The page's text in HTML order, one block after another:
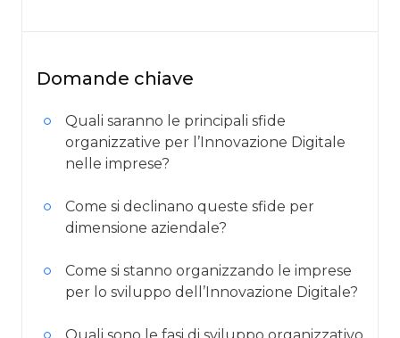
Domande chiave
Quali saranno le principali sfide
organizzative per l’Innovazione Digitale
nelle imprese?
Come si declinano queste sfide per
dimensione aziendale?
Come si stanno organizzando le imprese
per lo sviluppo dell’Innovazione Digitale?
Quali sono le fasi di sviluppo organizzativo